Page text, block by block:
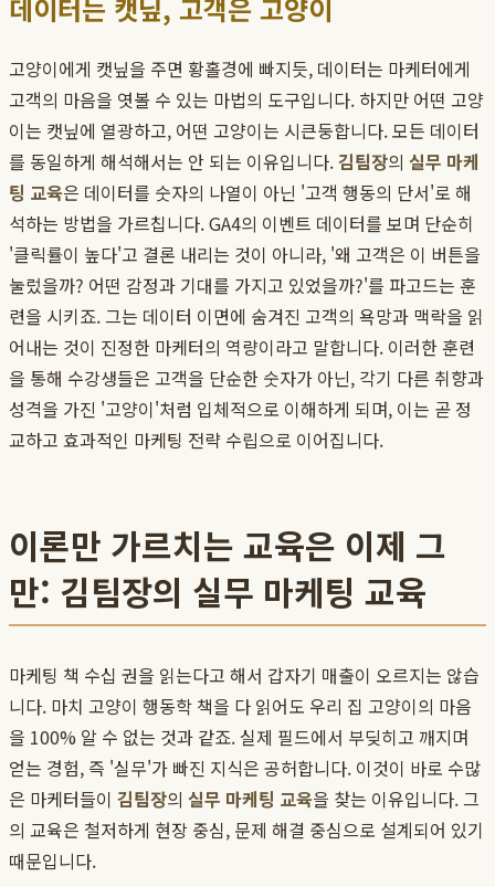
데이터는 캣닢, 고객은 고양이
고양이에게 캣닢을 주면 황홀경에 빠지듯, 데이터는 마케터에게
고객의 마음을 엿볼 수 있는 마법의 도구입니다. 하지만 어떤 고양
이는 캣닢에 열광하고, 어떤 고양이는 시큰둥합니다. 모든 데이터
를 동일하게 해석해서는 안 되는 이유입니다.김팀장의 실무 마케
팅 교육은 데이터를 숫자의 나열이 아닌 '고객 행동의 단서'로 해
석하는 방법을 가르칩니다. GA4의 이벤트 데이터를 보며 단순히
'클릭률이 높다'고 결론 내리는 것이 아니라, '왜 고객은 이 버튼을
눌렀을까? 어떤 감정과 기대를 가지고 있었을까?'를 파고드는 훈
련을 시키죠. 그는 데이터 이면에 숨겨진 고객의 욕망과 맥락을 읽
어내는 것이 진정한 마케터의 역량이라고 말합니다. 이러한 훈련
을 통해 수강생들은 고객을 단순한 숫자가 아닌, 각기 다른 취향과
성격을 가진 '고양이'처럼 입체적으로 이해하게 되며, 이는 곧 정
교하고 효과적인 마케팅 전략 수립으로 이어집니다.
이론만 가르치는 교육은 이제 그
만: 김팀장의 실무 마케팅 교육
마케팅 책 수십 권을 읽는다고 해서 갑자기 매출이 오르지는 않습
니다. 마치 고양이 행동학 책을 다 읽어도 우리 집 고양이의 마음
을 100% 알 수 없는 것과 같죠. 실제 필드에서 부딪히고 깨지며
얻는 경험, 즉 '실무'가 빠진 지식은 공허합니다. 이것이 바로 수많
은 마케터들이 김팀장의 실무 마케팅 교육을 찾는 이유입니다. 그
의 교육은 철저하게 현장 중심, 문제 해결 중심으로 설계되어 있기
때문입니다.